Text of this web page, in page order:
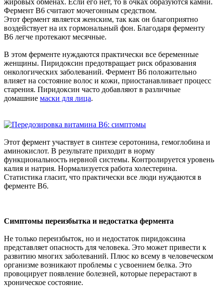
Фермент В6 считают мочегонным средством.
Этот фермент является женским, так как он благоприятно
воздействует на их гормональный фон. Благодаря ферменту
В6 легче протекают месячные.
В этом ферменте нуждаются практически все беременные
женщины. Пиридоксин предотвращает риск образования
онкологических заболеваний. Фермент В6 положительно
влияет на состояние волос и кожи, приостанавливает процесс
старения. Пиридоксин часто добавляют в различные
домашние маски для лица.
Этот фермент участвует в синтезе серотонина, гемоглобина и
аминокислот. В результате приходит в норму
функциональность нервной системы. Контролируется уровень
калия и натрия. Нормализуется работа холестерина.
Статистика гласит, что практически все люди нуждаются в
ферменте В6.
Симптомы переизбытка и недостатка фермента
Не только переизбыток, но и недостаток пиридоксина
представляет опасность для человека. Это может привести к
развитию многих заболеваний. Плюс ко всему в человеческом
организме возникают проблемы с усвоением белка. Это
провоцирует появление болезней, которые перерастают в
хроническое состояние.